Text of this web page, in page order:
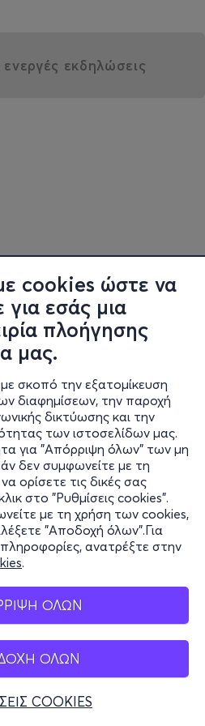
cookies ώστε να
εσάς μια
πλοήγησης
μας.
σκοπό την εξατομίκευση
διαφημίσεων, την παροχή
δικτύωσης και την
των ιστοσελίδων μας.
για "Απόρριψη όλων" των μη
δεν συμφωνείτε με τη
ορίσετε τις δικές σας
στο "Ρυθμίσεις cookies".
με τη χρήση των cookies,
"Αποδοχή όλων".Για
ανατρέξτε στην
.
ΟΛΩΝ
ΟΛΩΝ
COOKIES
εκδηλώσεις